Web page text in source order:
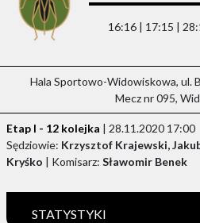
16:16 | 17:15 |
Hala Sportowo-Widowiskowa, ul.
Mecz nr 095,
Etap I - 12 kolejka | 28.11.2020 17:00
Sędziowie: Krzysztof Krajewski,
Kryśko | Komisarz: Sławomir Benek
STATYSTYKI